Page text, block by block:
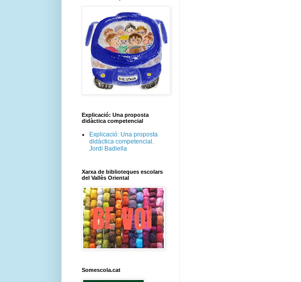
Explicació: Una proposta
didàctica competencial
Explicació: Una proposta
didàctica competencial.
Jordi Badiella
Xarxa de biblioteques escolars
del Vallès Oriental
Somescola.cat